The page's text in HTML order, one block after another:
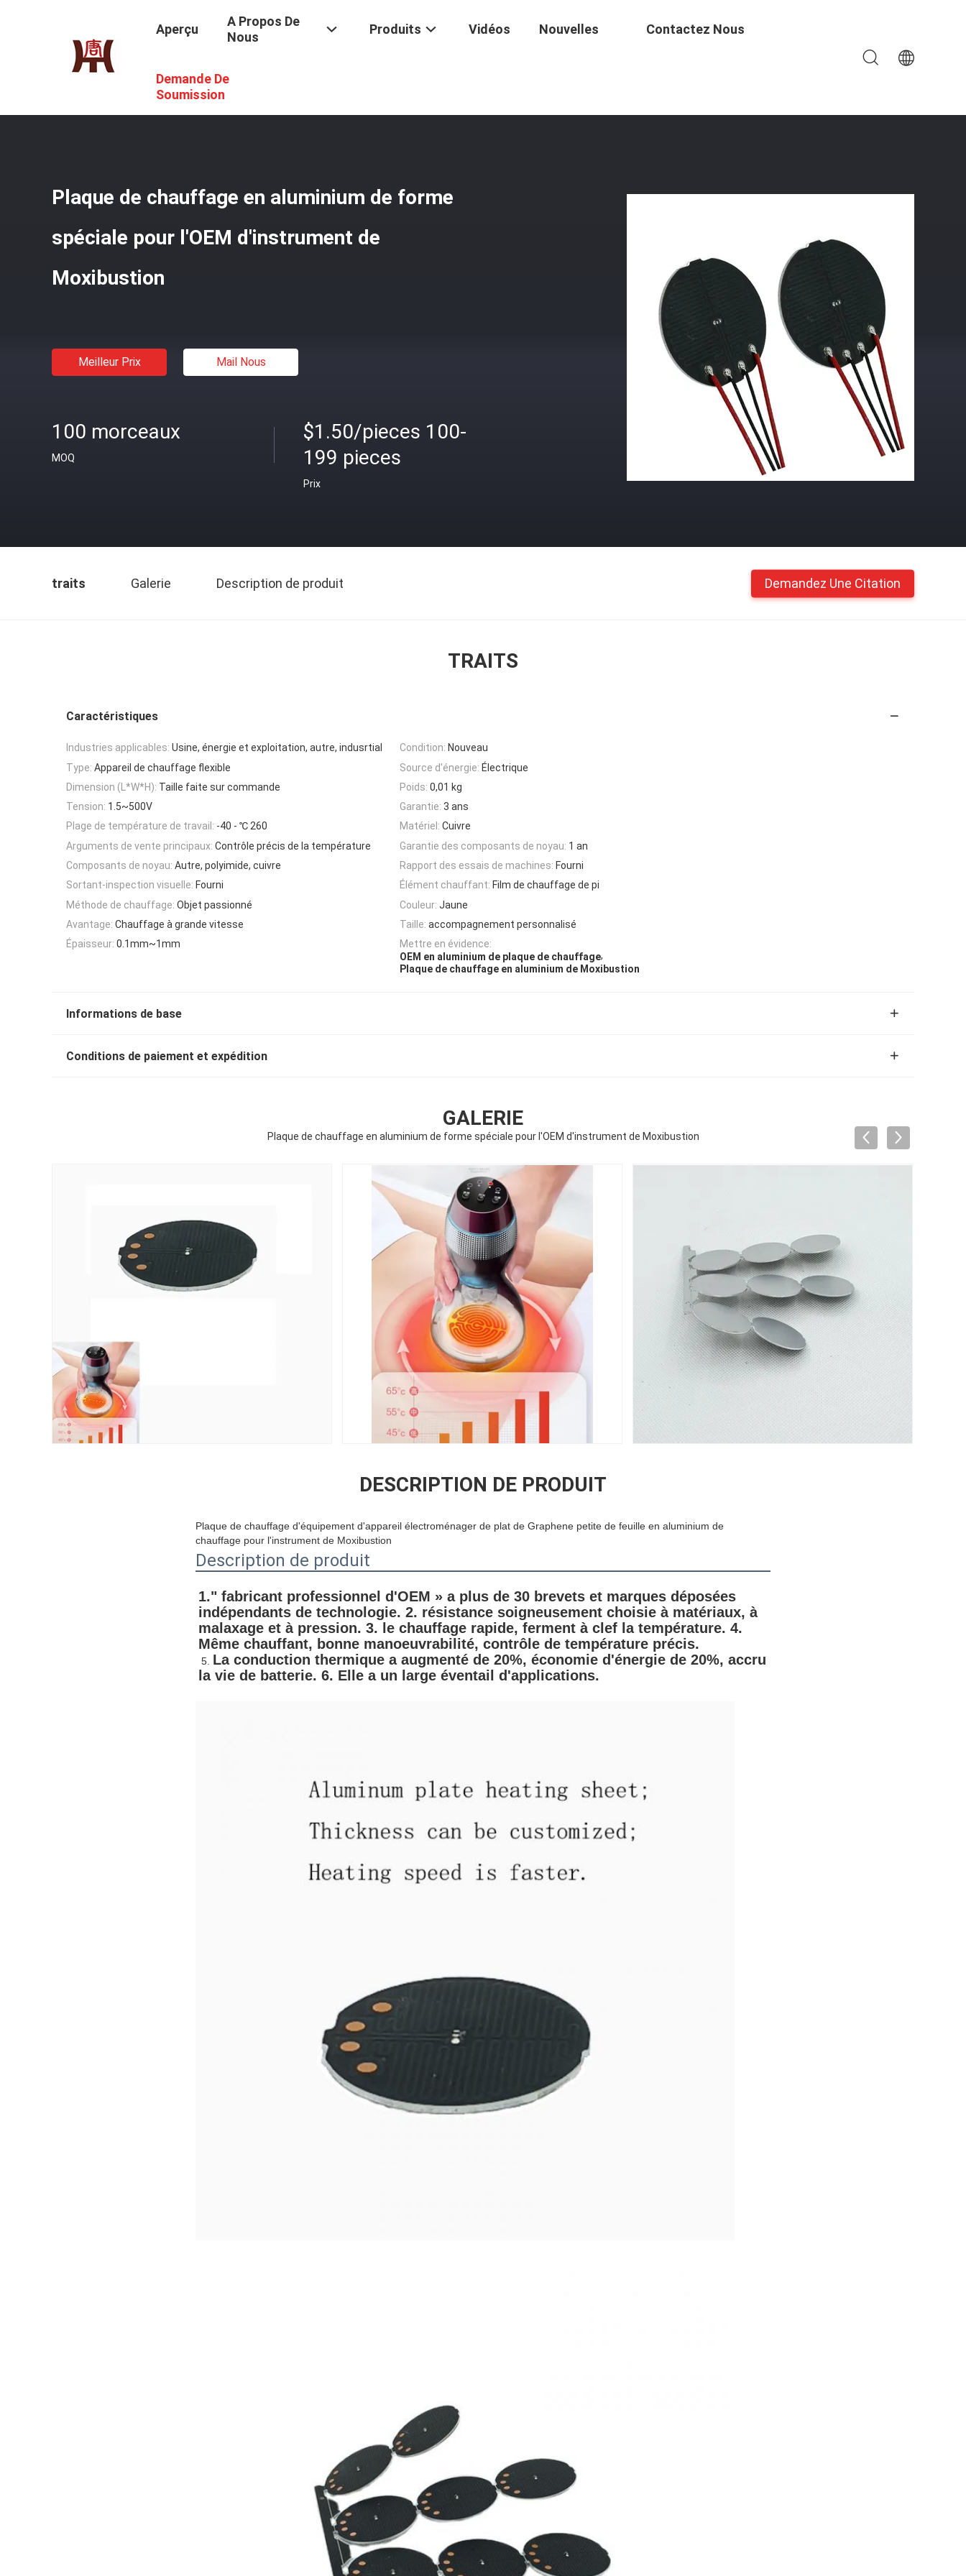
Aperçu
A Propos De
Nous
Produits Vidéos Nouvelles Contactez Nous
Demande De
Soumission
Plaque De Chauffage En Aluminium
Plaque de chauffage en aluminium de forme
spéciale pour l'OEM d'instrument de
Moxibustion
Meilleur Prix Mail Nous
100 morceaux
MOQ
$1.50/pieces 100-
199 pieces
Prix
traits Galerie Description de produit Demandez Une Citation
TRAITS
Caractéristiques
Industries applicables: Usine, énergie et exploitation, autre, indusrtial Condition: Nouveau
Type: Appareil de chauffage flexible Source d'énergie: Électrique
Dimension (L*W*H): Taille faite sur commande Poids: 0,01 kg
Tension: 1.5~500V Garantie: 3 ans
Plage de température de travail: -40 - ℃ 260 Matériel: Cuivre
Arguments de vente principaux: Contrôle précis de la température Garantie des composants de noyau: 1 an
Composants de noyau: Autre, polyimide, cuivre Rapport des essais de machines: Fourni
Sortant-inspection visuelle: Fourni Élément chauffant: Film de chauffage de pi
Méthode de chauffage: Objet passionné Couleur: Jaune
Avantage: Chauffage à grande vitesse Taille: accompagnement personnalisé
Épaisseur: 0.1mm~1mm
Mettre en évidence:
OEM en aluminium de plaque de chauffage,
Plaque de chauffage en aluminium de Moxibustion
Informations de base
Conditions de paiement et expédition
GALERIE
Plaque de chauffage en aluminium de forme spéciale pour l'OEM d'instrument de Moxibustion
DESCRIPTION DE PRODUIT
Plaque de chauffage d'équipement d'appareil électroménager de plat de Graphene petite de feuille en aluminium de
chauffage pour l'instrument de Moxibustion
Description de produit
1." fabricant professionnel d'OEM » a plus de 30 brevets et marques déposées
indépendants de technologie. 2. résistance soigneusement choisie à matériaux, à
malaxage et à pression. 3. le chauffage rapide, ferment à clef la température. 4.
Même chauffant, bonne manoeuvrabilité, contrôle de température précis.
5. La conduction thermique a augmenté de 20%, économie d'énergie de 20%, accru
la vie de batterie. 6. Elle a un large éventail d'applications.